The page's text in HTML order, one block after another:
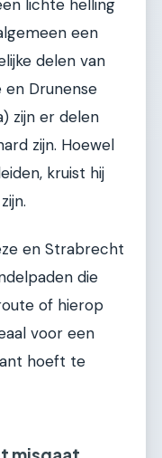
lichte helling
een
delen van
en Drunense
zijn er delen
zijn. Hoewel
kruist hij
en Strabrecht
die
of hierop
voor een
hoeft te